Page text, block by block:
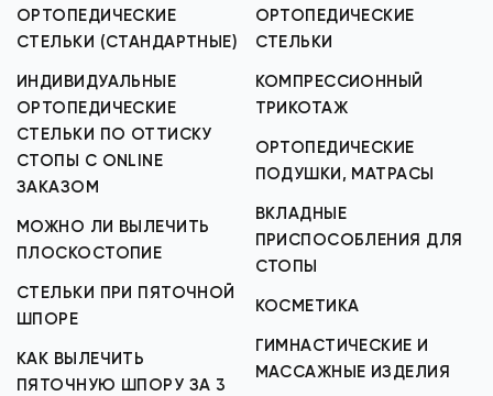
ОРТОПЕДИЧЕСКИЕ
СТЕЛЬКИ (СТАНДАРТНЫЕ)
ИНДИВИДУАЛЬНЫЕ
ОРТОПЕДИЧЕСКИЕ
СТЕЛЬКИ ПО ОТТИСКУ
СТОПЫ С ONLINE
ЗАКАЗОМ
МОЖНО ЛИ ВЫЛЕЧИТЬ
ПЛОСКОСТОПИЕ
СТЕЛЬКИ ПРИ ПЯТОЧНОЙ
ШПОРЕ
КАК ВЫЛЕЧИТЬ
ПЯТОЧНУЮ ШПОРУ ЗА 3
ОРТОПЕДИЧЕСКИЕ
СТЕЛЬКИ
КОМПРЕССИОННЫЙ
ТРИКОТАЖ
ОРТОПЕДИЧЕСКИЕ
ПОДУШКИ, МАТРАСЫ
ВКЛАДНЫЕ
ПРИСПОСОБЛЕНИЯ ДЛЯ
СТОПЫ
КОСМЕТИКА
ГИМНАСТИЧЕСКИЕ И
МАССАЖНЫЕ ИЗДЕЛИЯ